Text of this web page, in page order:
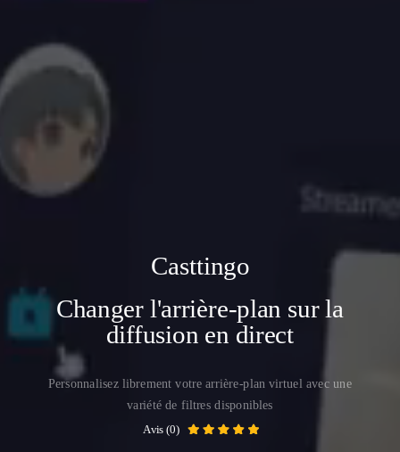
Casttingo
Changer l'arrière-plan sur la
diffusion en direct
Personnalisez librement votre arrière-plan virtuel avec une
variété de filtres disponibles
Avis (0)